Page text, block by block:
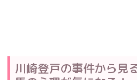
川崎登戸の事件から見